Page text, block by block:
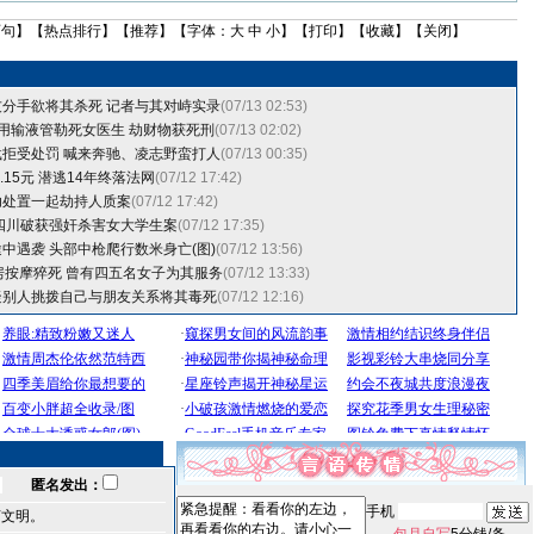
】【热点排行】【推荐】【字体： 大 中 小】【打印 】【收藏】【 关闭 】
手欲将其杀死 记者与其对峙实录(07/13 02:53)
输液管勒死女医生 劫财物获死刑 (07/13 02:02)
受处罚 喊来奔驰、凌志野蛮打人(07/13 00:35)
元 潜逃14年终落法网(07/12 17:42)
置一起劫持人质案(07/12 17:42)
川破获强奸杀害女大学生案(07/12 17:35)
遇袭 头部中枪爬行数米身亡(图)(07/12 13:56)
摩猝死 曾有四五名女子为其服务(07/12 13:33)
人挑拨自己与朋友关系将其毒死(07/12 12:16)
匿名发出：
明。
手机